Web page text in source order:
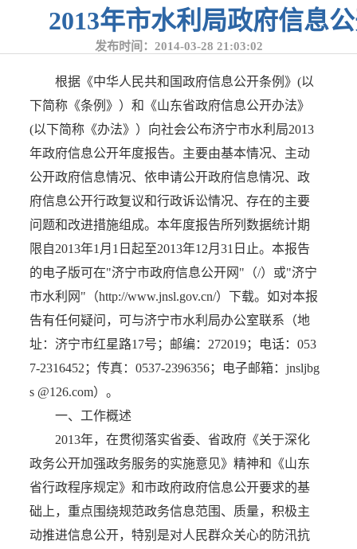
2013年市水利局政府信息
发布时间：2014-03-28 21:03:02
根据《中华人民共和国政府信息公开条例》(以
下简称《条例》）和《山东省政府信息公开办法》
(以下简称《办法》）向社会公布济宁市水利局2013
年政府信息公开年度报告。主要由基本情况、主动
公开政府信息情况、依申请公开政府信息情况、政
府信息公开行政复议和行政诉讼情况、存在的主要
问题和改进措施组成。本年度报告所列数据统计期
限自2013年1月1日起至2013年12月31日止。本报告
的电子版可在"济宁市政府信息公开网"（/）或"济宁
市水利网"（http://www.jnsl.gov.cn/）下载。如对本报
告有任何疑问，可与济宁市水利局办公室联系（地
址：济宁市红星路17号；邮编：272019；电话：053
7-2316452；传真：0537-2396356；电子邮箱：jnsljbg
s @126.com）。
一、工作概述
2013年，在贯彻落实省委、省政府《关于深化
政务公开加强政务服务的实施意见》精神和《山东
省行政程序规定》和市政府政府信息公开要求的基
础上，重点围绕规范政务信息范围、质量，积极主
动推进信息公开，特别是对人民群众关心的防汛抗